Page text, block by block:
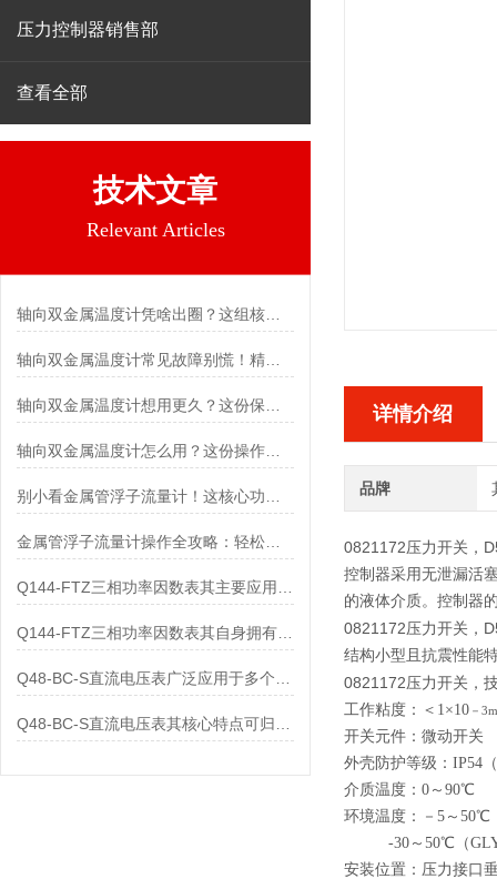
压力控制器销售部
查看全部
技术文章
Relevant Articles
轴向双金属温度计凭啥出圈？这组核心特点给出了答案
轴向双金属温度计常见故障别慌！精准定位，轻松搞定难题
轴向双金属温度计怎么用？这份操作指南，新手也能快速拿捏！
金属管浮子流量计操作全攻略：轻松拿捏，精准掌控每一步！
Q144-FTZ三相功率因数表其自身拥有怎样的功能呢？
详情介绍
品牌
0821172压力开关，
控制器采用无泄漏活
的液体介质。控制器
0821172压力开关，
结构小型且抗震性能
0821172压力开关，
工作粘度：＜1×10 －
开关元件：微动开关
外壳防护等级：IP54
介质温度：0～90℃
环境温度：－5～50℃
-30 ～50℃（
安装位置：压力接口